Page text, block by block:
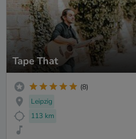
Tape That
(8)
Leipzig
113 km